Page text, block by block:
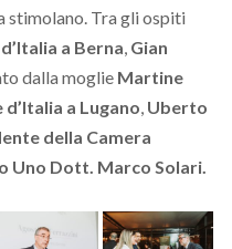
stimolano. Tra gli ospiti
a Berna Gian
dalla moglie Martine
a Lugano Uberto
della Camera
Uno Dott. Marco Solari.